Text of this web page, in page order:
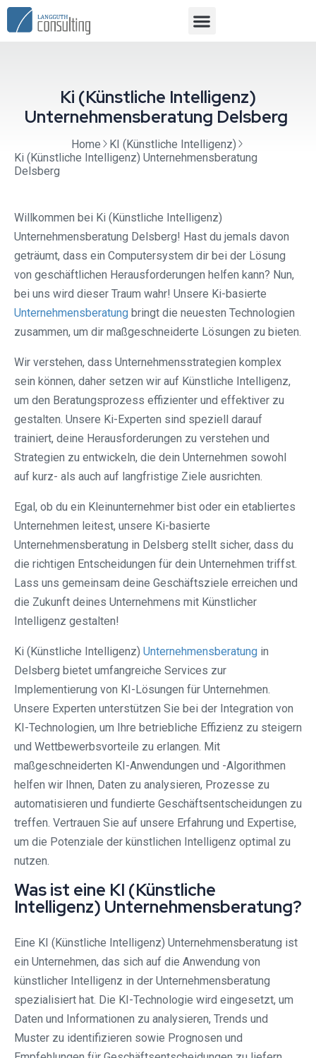
Ki (Künstliche Intelligenz)
Unternehmensberatung Delsberg ⁠
Home
KI (Künstliche Intelligenz)
Ki (Künstliche Intelligenz) Unternehmensberatung
Delsberg ⁠
Willkommen bei Ki (Künstliche Intelligenz)
Unternehmensberatung Delsberg! Hast du jemals davon
geträumt, dass ein Computersystem dir bei der Lösung
von geschäftlichen Herausforderungen helfen kann? Nun,
bei uns wird dieser Traum wahr! Unsere Ki-basierte
Unternehmensberatung bringt die neuesten Technologien
zusammen, um dir maßgeschneiderte Lösungen zu bieten.
Wir verstehen, dass Unternehmensstrategien komplex
sein können, daher setzen wir auf Künstliche Intelligenz,
um den Beratungsprozess effizienter und effektiver zu
gestalten. Unsere Ki-Experten sind speziell darauf
trainiert, deine Herausforderungen zu verstehen und
Strategien zu entwickeln, die dein Unternehmen sowohl
auf kurz- als auch auf langfristige Ziele ausrichten.
Egal, ob du ein Kleinunternehmer bist oder ein etabliertes
Unternehmen leitest, unsere Ki-basierte
Unternehmensberatung in Delsberg stellt sicher, dass du
die richtigen Entscheidungen für dein Unternehmen triffst.
Lass uns gemeinsam deine Geschäftsziele erreichen und
die Zukunft deines Unternehmens mit Künstlicher
Intelligenz gestalten!
Ki (Künstliche Intelligenz) Unternehmensberatung in
Delsberg bietet umfangreiche Services zur
Implementierung von KI-Lösungen für Unternehmen.
Unsere Experten unterstützen Sie bei der Integration von
KI-Technologien, um Ihre betriebliche Effizienz zu steigern
und Wettbewerbsvorteile zu erlangen. Mit
maßgeschneiderten KI-Anwendungen und -Algorithmen
helfen wir Ihnen, Daten zu analysieren, Prozesse zu
automatisieren und fundierte Geschäftsentscheidungen zu
treffen. Vertrauen Sie auf unsere Erfahrung und Expertise,
um die Potenziale der künstlichen Intelligenz optimal zu
nutzen.
Was ist eine KI (Künstliche
Intelligenz) Unternehmensberatung?
Eine KI (Künstliche Intelligenz) Unternehmensberatung ist
ein Unternehmen, das sich auf die Anwendung von
künstlicher Intelligenz in der Unternehmensberatung
spezialisiert hat. Die KI-Technologie wird eingesetzt, um
Daten und Informationen zu analysieren, Trends und
Muster zu identifizieren sowie Prognosen und